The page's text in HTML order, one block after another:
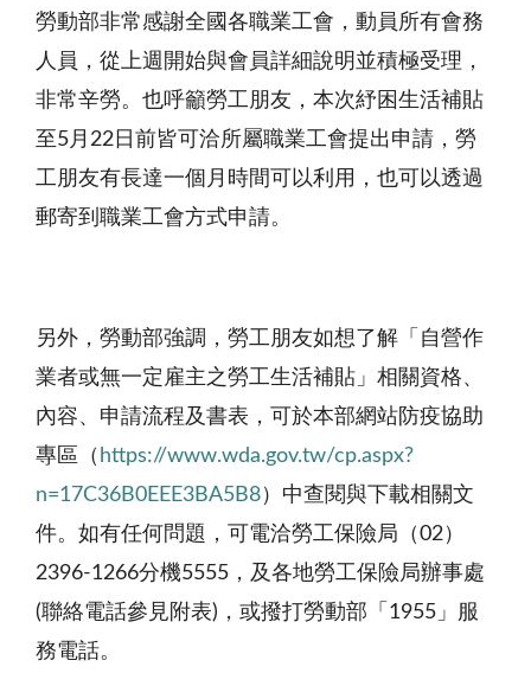
勞動部非常感謝全國各職業工會，動員所有會務
人員，從上週開始與會員詳細說明並積極受理，
非常辛勞。也呼籲勞工朋友，本次紓困生活補貼
至5月 22 日前皆可洽所屬職業工會提出申請，勞
工朋友有長達一個月時間可以利用，也可以透過
郵寄到職業工會方式申請。
另外，勞動部強調，勞工朋友如想了解「自營作
業者或無一定雇主之勞工生活補貼」相關資格、
內容、申請流程及書表，可於本部網站防疫協助
專區（ https://www.wda.gov.tw/cp.aspx?
n=17C36B0EEE3BA5B8）中查閱與下載相關文
件。如有任何問題，可電洽勞工保險局（02）
2396-1266分機5555 ，及各地勞工保險局辦事處
(聯絡電話參見附表) ，或撥打勞動部「 1955 」服
務電話。